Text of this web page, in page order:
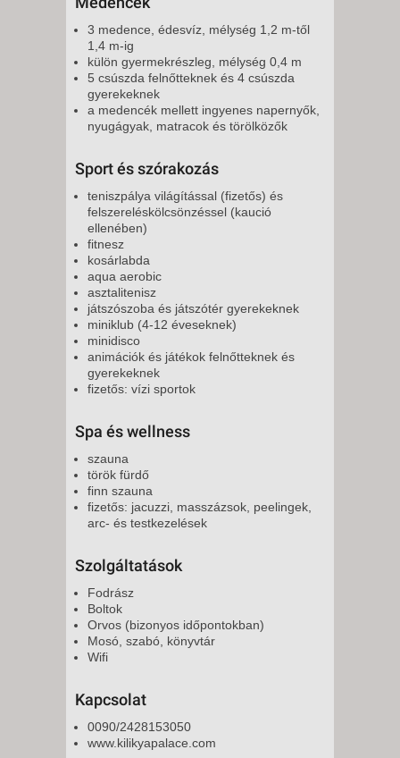
3 medence, édesvíz, mélység 1,2 m-től
1,4 m-ig
külön gyermekrészleg, mélység 0,4 m
5 csúszda felnőtteknek és 4 csúszda
gyerekeknek
a medencék mellett ingyenes napernyők,
nyugágyak, matracok és törölközők
Sport és szórakozás
teniszpálya világítással (fizetős) és
felszereléskölcsönzéssel (kaució
ellenében)
fitnesz
kosárlabda
aqua aerobic
asztalitenisz
játszószoba és játszótér gyerekeknek
miniklub (4-12 éveseknek)
minidisco
animációk és játékok felnőtteknek és
gyerekeknek
fizetős: vízi sportok
Spa és wellness
szauna
török fürdő
finn szauna
fizetős: jacuzzi, masszázsok, peelingek,
arc- és testkezelések
Szolgáltatások
Fodrász
Boltok
Orvos (bizonyos időpontokban)
Mosó, szabó, könyvtár
Wifi
Kapcsolat
0090/2428153050
www.kilikyapalace.com